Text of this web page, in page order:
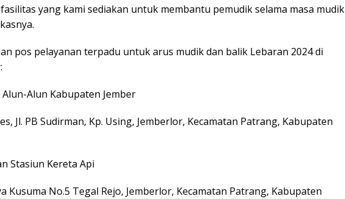
yang kami sediakan untuk membantu pemudik selama masa mudik
pos pelayanan terpadu untuk arus mudik dan balik Lebaran 2024 di
Alun-Alun Kabupaten Jember
Jl. PB Sudirman, Kp. Using, Jemberlor, Kecamatan Patrang, Kabupaten
Stasiun Kereta Api
Kusuma No.5 Tegal Rejo, Jemberlor, Kecamatan Patrang, Kabupaten